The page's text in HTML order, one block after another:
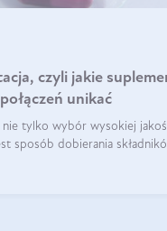
czyli jakie
unikać
nie tylko wybór wysokiej
sposób dobierania
nasze wskazówki.